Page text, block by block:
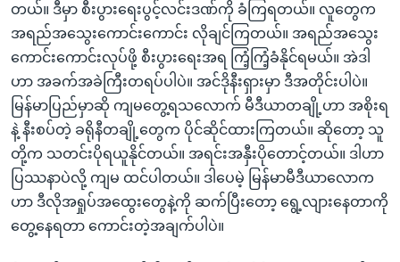
တယ်။ ဒီမှာ စီးပွားရေးပွင့်လင်းဒဏ်ကို ခံကြရတယ်။ လူတွေက
အရည်အသွေးကောင်းကောင်း လိုချင်ကြတယ်။ အရည်အသွေး
ကောင်းကောင်းလုပ်ဖို့ စီးပွားရေးအရ ကြံ့ကြံ့ခံနိုင်ရမယ်။ အဲဒါ
ဟာ အခက်အခဲကြီးတရပ်ပါပဲ။ အင်ဒိုနီးရှားမှာ ဒီအတိုင်းပါပဲ။
မြန်မာပြည်မှာဆို ကျမတွေ့ရသလောက် မီဒီယာတချို့ဟာ အစိုးရ
နဲ့ နီးစပ်တဲ့ ခရိုနီတချို့တွေက ပိုင်ဆိုင်ထားကြတယ်။ ဆိုတော့ သူ
တို့က သတင်းပိုရယူနိုင်တယ်။ အရင်းအနှီးပိုတောင့်တယ်။ ဒါဟာ
ပြဿနာပဲလို့ ကျမ ထင်ပါတယ်။ ဒါပေမဲ့ မြန်မာမီဒီယာလောက
ဟာ ဒီလိုအရှုပ်အထွေးတွေနဲ့ကို ဆက်ပြီးတော့ ရွေ့လျားနေတာကို
တွေ့နေရတာ ကောင်းတဲ့အချက်ပါပဲ။